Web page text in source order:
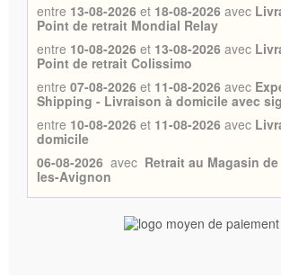
entre 13-08-2026 et 18-08-2026 avec
Point de retrait Mondial Relay
entre 10-08-2026 et 13-08-2026 avec
Point de retrait Colissimo
entre 07-08-2026 et 11-08-2026 avec
Shipping - Livraison à domicile avec
entre 10-08-2026 et 11-08-2026 avec
domicile
06-08-2026 avec Retrait au Magasin
les-Avignon